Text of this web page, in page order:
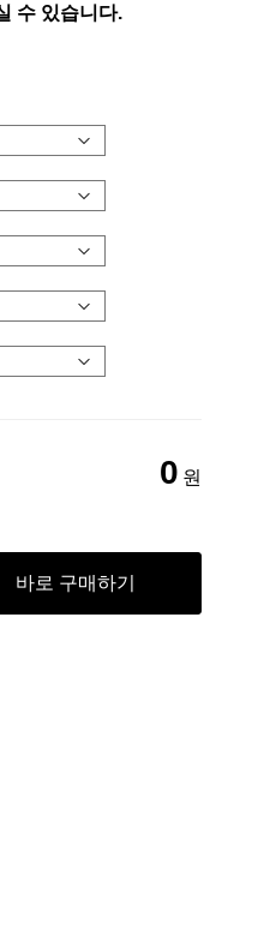
수 있습니다.
0 원
바로 구매하기